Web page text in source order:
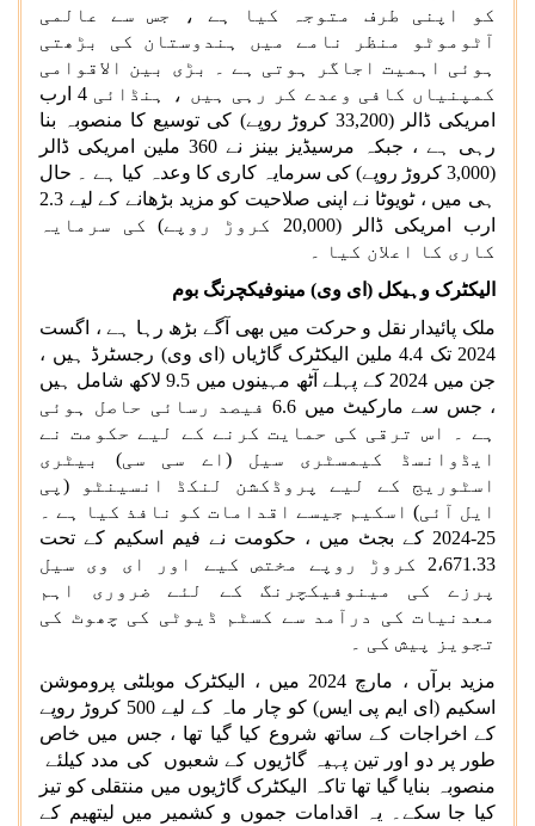
کو اپنی طرف متوجہ کیا ہے ، جس سے عالمی
آٹوموٹو منظر نامے میں ہندوستان کی بڑھتی
ہوئی اہمیت اجاگر ہوتی ہے ۔ بڑی بین الاقوامی
کمپنیاں کافی وعدے کر رہی ہیں ، ہنڈائی 4 ارب
امریکی ڈالر (33,200 کروڑ روپے) کی توسیع کا منصوبہ بنا
رہی ہے ، جبکہ مرسیڈیز بینز نے 360 ملین امریکی ڈالر
(3,000 کروڑ روپے) کی سرمایہ کاری کا وعدہ کیا ہے ۔ حال
ہی میں ، ٹویوٹا نے اپنی صلاحیت کو مزید بڑھانے کے لیے 2.3
ارب امریکی ڈالر (20,000 کروڑ روپے) کی سرمایہ
کاری کا اعلان کیا ۔
الیکٹرک وہیکل (ای وی) مینوفیکچرنگ بوم
ملک پائیدار نقل و حرکت میں بھی آگے بڑھ رہا ہے ، اگست
2024 تک 4.4 ملین الیکٹرک گاڑیاں (ای وی) رجسٹرڈ ہیں ،
جن میں 2024 کے پہلے آٹھ مہینوں میں 9.5 لاکھ شامل ہیں
، جس سے مارکیٹ میں 6.6 فیصد رسائی حاصل ہوئی
ہے ۔ اس ترقی کی حمایت کرنے کے لیے حکومت نے
ایڈوانسڈ کیمسٹری سیل (اے سی سی) بیٹری
اسٹوریج کے لیے پروڈکشن لنکڈ انسینٹو (پی
ایل آئی) اسکیم جیسے اقدامات کو نافذ کیا ہے ۔
25-2024 کے بجٹ میں ، حکومت نے فیم اسکیم کے تحت
2،671.33 کروڑ روپے مختص کیے اور ای وی سیل
پرزے کی مینوفیکچرنگ کے لئے ضروری اہم
معدنیات کی درآمد سے کسٹم ڈیوٹی کی چھوٹ کی
تجویز پیش کی ۔
مزید برآں ، مارچ 2024 میں ، الیکٹرک موبلٹی پروموشن
اسکیم (ای ایم پی ایس) کو چار ماہ کے لیے 500 کروڑ روپے
کے اخراجات کے ساتھ شروع کیا گیا تھا ، جس میں خاص
طور پر دو اور تین پہیہ گاڑیوں کے شعبوں کی مدد کیلئے
منصوبہ بنایا گیا تھا تاکہ الیکٹرک گاڑیوں میں منتقلی کو تیز
کیا جا سکے۔ یہ اقدامات جموں و کشمیر میں لیتھیم کے